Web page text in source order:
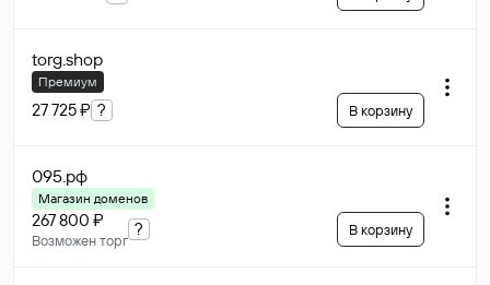
torg.shop
Премиум
27 725 ₽ ? В корзину
095.рф
Магазин доменов
267 800 ₽
Возможен торг
? В корзину